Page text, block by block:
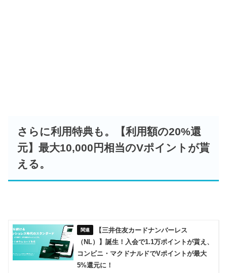
さらに利用特典も。【利用額の20%還
元】最大10,000円相当のVポイントが貰
える。
【三井住友カードナンバーレス
（NL）】誕生！入会で1.1万ポイントが貰え、
コンビニ・マクドナルドでVポイントが最大
5%還元に！